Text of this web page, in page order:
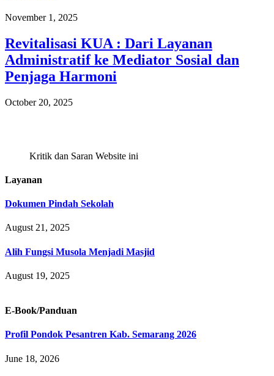
November 1, 2025
Revitalisasi KUA : Dari Layanan
Administratif ke Mediator Sosial dan
Penjaga Harmoni
October 20, 2025
Kritik dan Saran Website ini
Layanan
Dokumen Pindah Sekolah
August 21, 2025
Alih Fungsi Musola Menjadi Masjid
August 19, 2025
E-Book/Panduan
Profil Pondok Pesantren Kab. Semarang 2026
June 18, 2026